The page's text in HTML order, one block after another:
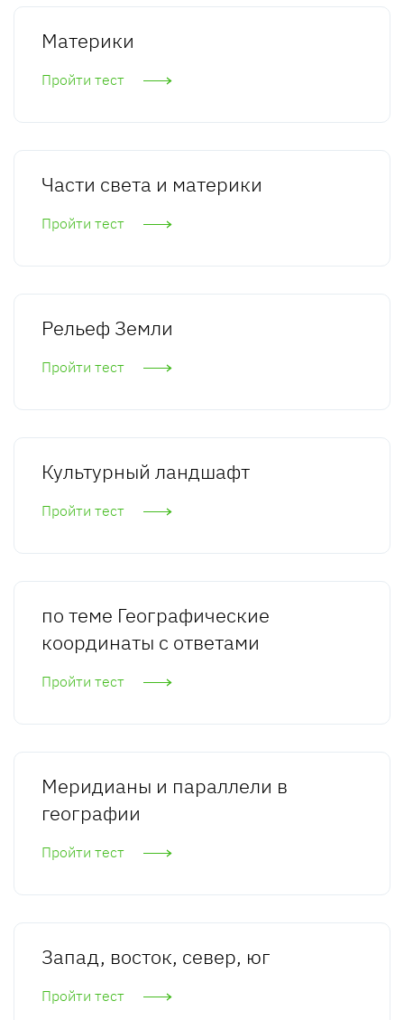
Материки
Пройти тест
Части света и материки
Пройти тест
Рельеф Земли
Пройти тест
Культурный ландшафт
Пройти тест
по теме Географические
координаты с ответами
Пройти тест
Меридианы и параллели в
географии
Пройти тест
Запад, восток, север, юг
Пройти тест